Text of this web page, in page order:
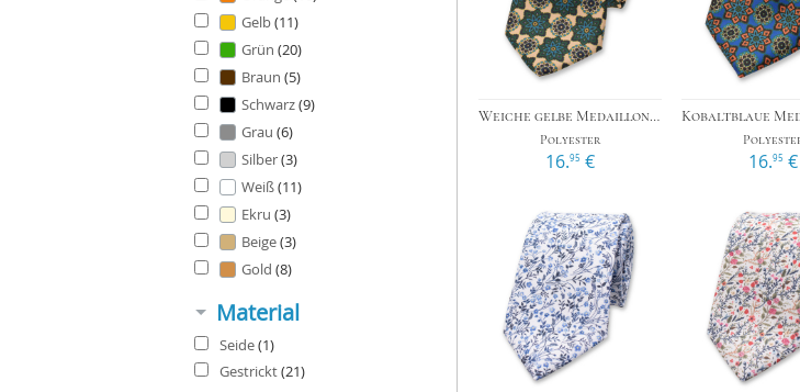
Gelb(11)
Grün (20)
Braun (5)
Schwarz(9)
Grau (6)
Silber(3)
Weiß(11)
Ekru (3)
Beige(3)
Gold (8)
Material
Seide(1)
Gestrickt(21)
›
Weiche gelbe Medaillon-Krawatte
Polyester
16.95 € 16.95 €
›